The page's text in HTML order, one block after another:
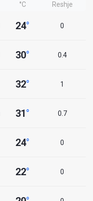
°C Reshje
24° 0
30° 0.4
32° 1
31° 0.7
24° 0
22° 0